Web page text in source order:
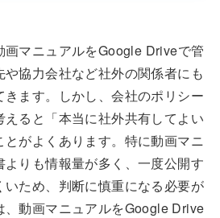
マニュアルをGoogle Driveで管
協力会社など社外の関係者にも
ます。しかし、会社のポリシー
ると「本当に社外共有してよい
がよくあります。特に動画マニ
よりも情報量が多く、一度公開す
いため、判断に慎重になる必要が
、動画マニュアルをGoogle Drive